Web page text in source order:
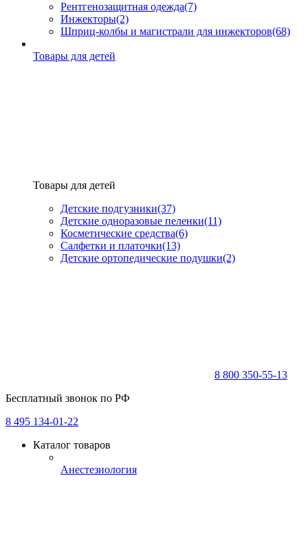
Рентгенозащитная одежда(7)
Инжекторы(2)
Шприц-колбы и магистрали для инжекторов(68)
Товары для детей
Товары для детей
Детские подгузники(37)
Детские одноразовые пеленки(11)
Косметические средства(6)
Салфетки и платочки(13)
Детские ортопедические подушки(2)
8 800 350-55-13
Бесплатный звонок по РФ
8 495 134-01-22
Каталог товаров
Анестезиология